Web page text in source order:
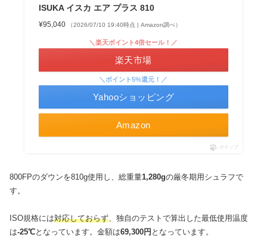
ISUKA イスカ エア プラス 810
¥95,040 （2026/07/10 19:40時点 | Amazon調べ）
Amazon
＼楽天ポイント4倍セール！／
楽天市場
＼ポイント5%還元！／
Yahooショッピング
ポチップ
800FPのダウンを810g使用し、総重量1,280gの厳冬期用シュラフで
す。
ISO規格には対応しておらず、独自のテストで算出した最低使用温度
は-25℃となっています。金額は69,300円 となっています。